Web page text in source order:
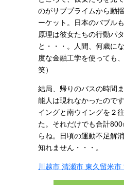
のがサブプライムから動
ーケット。日本のバブル
原理は彼女たちの行動パ
と・・・。人間、何歳に
度な金融工学を使っても
笑）
結局、帰りのバスの時間
能人は現れなかったので
イングと南ウイングを２
た。それだけでも合計
らね。日頃の運動不足解
知れません・・・。
川越市 清瀬市 東久留米市